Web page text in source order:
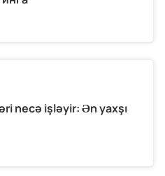
necə işləyir: Ən yaxşı